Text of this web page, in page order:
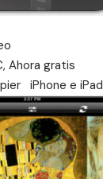
Ahora gratis
iPhone e iPad